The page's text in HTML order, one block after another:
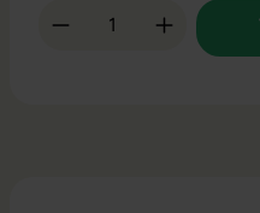
Produkt Anzahl: